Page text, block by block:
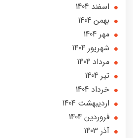
اسفند 1404
بهمن 1404
مهر 1404
شهریور 1404
مرداد 1404
تير 1404
خرداد 1404
ارديبهشت 1404
فروردین 1404
آذر 1403